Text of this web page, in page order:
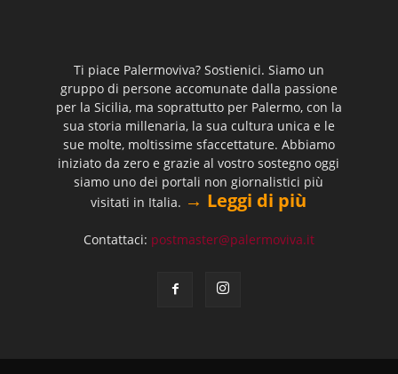
Ti piace Palermoviva? Sostienici. Siamo un
gruppo di persone accomunate dalla passione
per la Sicilia, ma soprattutto per Palermo, con la
sua storia millenaria, la sua cultura unica e le
sue molte, moltissime sfaccettature. Abbiamo
iniziato da zero e grazie al vostro sostegno oggi
siamo uno dei portali non giornalistici più
visitati in Italia. → Leggi di più
Contattaci: postmaster@palermoviva.it